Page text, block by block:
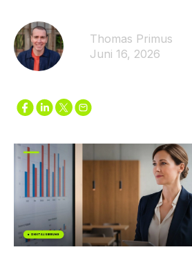
Thomas Primus
Juni 16, 2026